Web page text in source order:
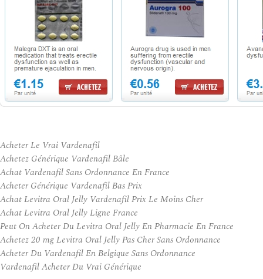
Acheter Le Vrai Vardenafil
Achetez Générique Vardenafil Bâle
Achat Vardenafil Sans Ordonnance En France
Acheter Générique Vardenafil Bas Prix
Achat Levitra Oral Jelly Vardenafil Prix Le Moins Cher
Achat Levitra Oral Jelly Ligne France
Peut On Acheter Du Levitra Oral Jelly En Pharmacie En France
Achetez 20 mg Levitra Oral Jelly Pas Cher Sans Ordonnance
Acheter Du Vardenafil En Belgique Sans Ordonnance
Vardenafil Acheter Du Vrai Générique